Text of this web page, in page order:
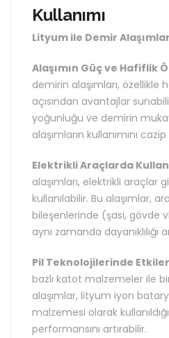
Kullanımı
Lityum ile Demir
Alaşımın Güç ve Hafiflik
demirin alaşımları, özellikle
açısından avantajlar
yoğunluğu ve demirin
alaşımların kullanımını cazip
Elektrikli Araçlarda
alaşımları, elektrikli araçlar
kullanılabilir. Bu alaşımlar,
bileşenlerinde (şasi, gövde
aynı zamanda dayanıklılığı
Pil Teknolojilerinde
bazlı katot malzemeler ile
alaşımlar, lityum iyon
malzemesi olarak
performansını artırabilir.